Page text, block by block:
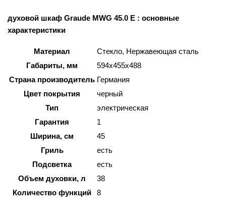
духовой шкаф Graude MWG 45.0 E : основные
характеристики
Материал
Стекло, Нержавеющая сталь
Габариты, мм
594х455х488
Страна производитель Германия
Цвет покрытия
черный
Тип
электрическая
Гарантия
1
Ширина, см
45
Гриль
есть
Подсветка
есть
Объем духовки, л
38
Количество функций
8